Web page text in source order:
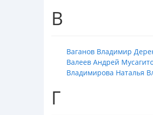
В
Ваганов Владимир
Валеев Андрей
Владимирова Наталья
Г